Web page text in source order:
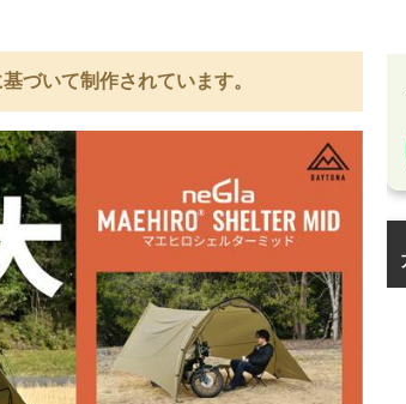
づいて制作されています。